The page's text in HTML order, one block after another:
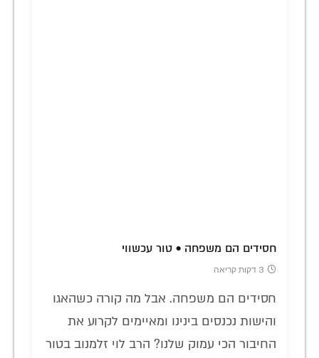
חסידים הם משפחה • טור עכשווי
3 דקות קריאה
חסידים הם משפחה. אבל מה קורה כשהאגו
והישות נכנסים בינינו ומאיימים לקרוע את
החיבור הכי עמוק שלנו? הרב לוי זלמנוב בטור